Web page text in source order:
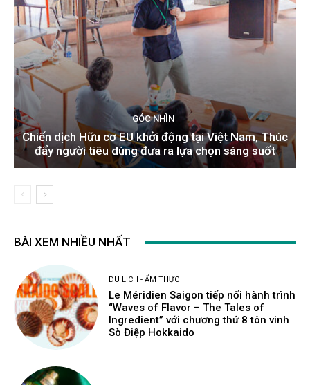
GÓC NHÌN
Chiến dịch Hữu cơ EU khởi động tại Việt Nam, Thúc
đẩy người tiêu dùng đưa ra lựa chọn sáng suốt
BÀI XEM NHIỀU NHẤT
DU LỊCH - ẨM THỰC
Le Méridien Saigon tiếp nối hành trình
“Waves of Flavor – The Tales of
Ingredient” với chương thứ 8 tôn vinh
Sò Điệp Hokkaido